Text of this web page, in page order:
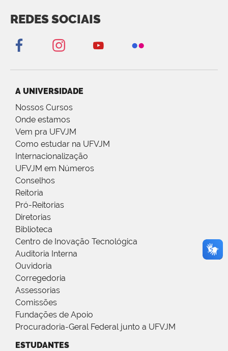
REDES SOCIAIS
A UNIVERSIDADE
Nossos Cursos
Onde estamos
Vem pra UFVJM
Como estudar na UFVJM
Internacionalização
UFVJM em Números
Conselhos
Reitoria
Pró-Reitorias
Diretorias
Biblioteca
Centro de Inovação Tecnológica
Auditoria Interna
Ouvidoria
Corregedoria
Assessorias
Comissões
Fundações de Apoio
Procuradoria-Geral Federal junto a UFVJM
ESTUDANTES